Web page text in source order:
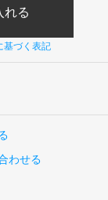
れる
基づく表記
わせる